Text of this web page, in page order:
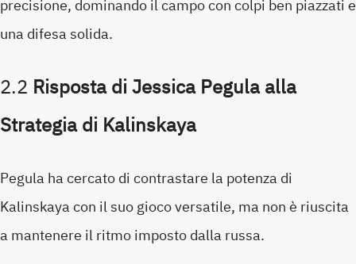
precisione, dominando il campo con colpi ben piazzati e
una difesa solida.
2.2 Risposta di Jessica Pegula alla
Strategia di Kalinskaya
Pegula ha cercato di contrastare la potenza di
Kalinskaya con il suo gioco versatile, ma non è riuscita
a mantenere il ritmo imposto dalla russa.